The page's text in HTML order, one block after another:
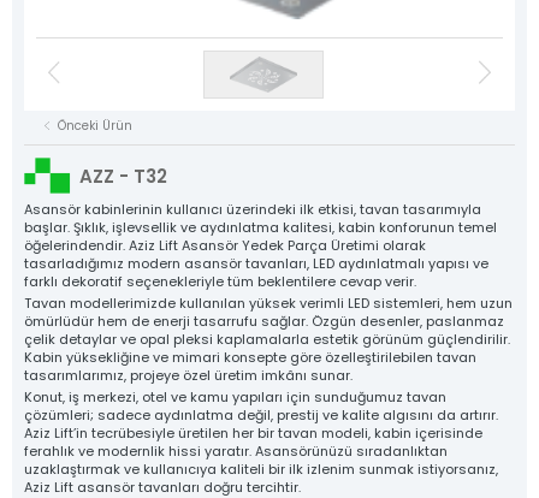
Aziz Lift
The Power Behind Every Lift
KURUMSAL
ÜRÜNLER
ÜRETİM
KALİTE
KATALOG
İLETİŞİM
NYAF Kablolar
Halat Şişeleri
Döküm Ray Tırnakları
Sac Tırnaklar
Plastik Grubu
Asansör Yedek Parçaları
NYAF Kablolar
Flexible Kablolar
Hız Regülatörü
Gergi Kasnakları
Halat Şişeleri
Döküm Ray Tırnakları
Sac Tırnaklar
Denge Zinciri ve Aparatları
Plastik Grubu
Asansör Yedek Parçaları
Önceki Ürün
AZZ - T32
Asansör kabinlerinin kullanıcı üzerindeki ilk etkisi, tavan tasarımıyla
başlar. Şıklık, işlevsellik ve aydınlatma kalitesi, kabin konforunun temel
öğelerindendir. Aziz Lift Asansör Yedek Parça Üretimi olarak
tasarladığımız modern asansör tavanları, LED aydınlatmalı yapısı ve
farklı dekoratif seçenekleriyle tüm beklentilere cevap verir.
Tavan modellerimizde kullanılan yüksek verimli LED sistemleri, hem uzun
ömürlüdür hem de enerji tasarrufu sağlar. Özgün desenler, paslanmaz
çelik detaylar ve opal pleksi kaplamalarla estetik görünüm güçlendirilir.
Kabin yüksekliğine ve mimari konsepte göre özelleştirilebilen tavan
tasarımlarımız, projeye özel üretim imkânı sunar.
Konut, iş merkezi, otel ve kamu yapıları için sunduğumuz tavan
çözümleri; sadece aydınlatma değil, prestij ve kalite algısını da artırır.
Aziz Lift’in tecrübesiyle üretilen her bir tavan modeli, kabin içerisinde
ferahlık ve modernlik hissi yaratır. Asansörünüzü sıradanlıktan
uzaklaştırmak ve kullanıcıya kaliteli bir ilk izlenim sunmak istiyorsanız,
Aziz Lift asansör tavanları doğru tercihtir.